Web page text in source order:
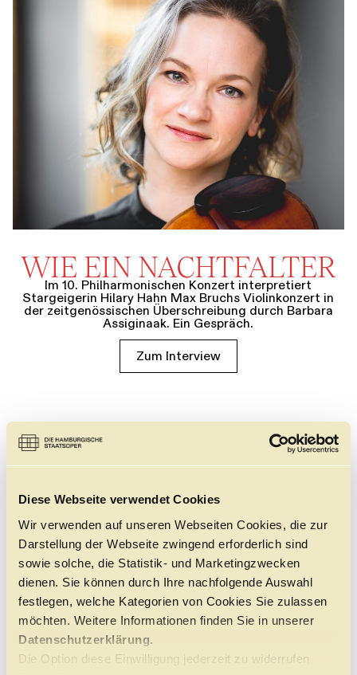
Diese Webseite verwendet Cookies
Wir verwenden auf unseren Webseiten Cookies, die zur
Darstellung der Webseite zwingend erforderlich sind
sowie solche, die Statistik- und Marketingzwecken
dienen. Sie können durch Ihre nachfolgende Auswahl
festlegen, welche Kategorien von Cookies Sie zulassen
möchten. Weitere Informationen finden Sie in unserer
Datenschutzerklärung.
Die Option diese Einwilligung jederzeit zu widerrufen
WIE EIN NACHTFALTER
Im 10. Philharmonischen Konzert interpretiert
Stargeigerin Hilary Hahn Max Bruchs Violinkonzert in
der zeitgenössischen Überschreibung durch Barbara
Assiginaak. Ein Gespräch.
Zum Interview